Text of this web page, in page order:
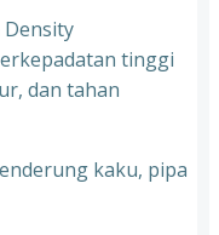
Density
tinggi
dan tahan
kaku, pipa